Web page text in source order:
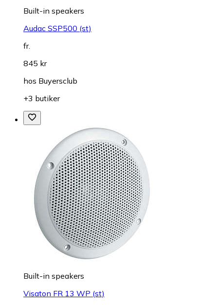
Built-in speakers
Audac SSP500 (st)
fr.
845 kr
hos Buyersclub
+3 butiker
Built-in speakers
Visaton FR 13 WP (st)